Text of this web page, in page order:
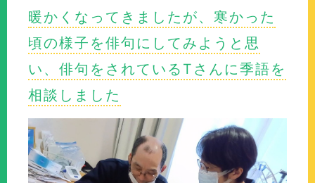
暖かくなってきましたが、寒かった
頃の様子を俳句にしてみようと思
い、俳句をされているTさんに季語を
相談しました